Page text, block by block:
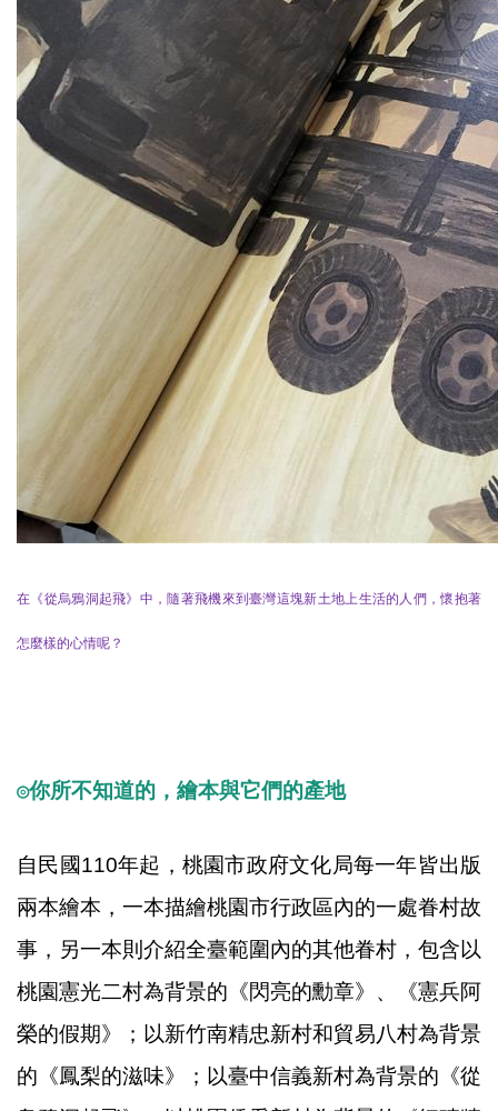
在《從烏鴉洞起飛》中，隨著飛機來到臺灣這塊新土地上生活的人們，懷抱著
怎麼樣的心情呢？
◎你所不知道的，繪本與它們的產地
自民國110年起，桃園市政府文化局每一年皆出版
兩本繪本，一本描繪桃園市行政區內的一處眷村故
事，另一本則介紹全臺範圍內的其他眷村，包含以
桃園憲光二村為背景的《閃亮的勳章》、《憲兵阿
榮的假期》；以新竹南精忠新村和貿易八村為背景
的《鳳梨的滋味》；以臺中信義新村為背景的《從